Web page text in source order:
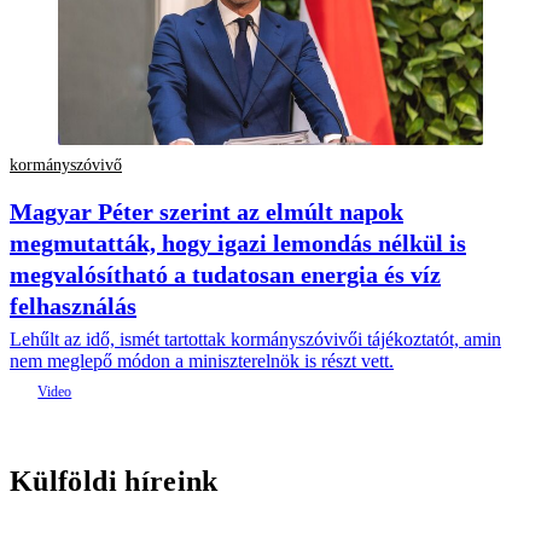
kormányszóvivő
Magyar Péter szerint az elmúlt napok
megmutatták, hogy igazi lemondás nélkül is
megvalósítható a tudatosan energia és víz
felhasználás
Lehűlt az idő, ismét tartottak kormányszóvivői tájékoztatót, amin
nem meglepő módon a miniszterelnök is részt vett.
Külföldi híreink